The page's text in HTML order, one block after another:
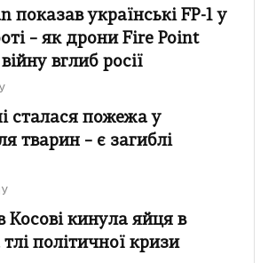
показав українські FP-1 у
– як дрони Fire Point
вглиб росії
сталася пожежа у
тварин – є загиблі
Косові кинула яйця в
політичної кризи